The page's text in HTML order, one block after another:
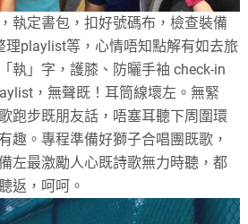
執定書包，扣好號碼布，檢查裝備
playlist等，心情唔知點解有如去旅
執」字，護膝、防曬手袖 check-in
，無聲既！耳筒線壞左。無緊
跑步既朋友話，唔塞耳聽下周圍環
趣。專程準備好獅子合唱團既歌，
左最激勵人心既詩歌無力時聽，都
返，呵呵。